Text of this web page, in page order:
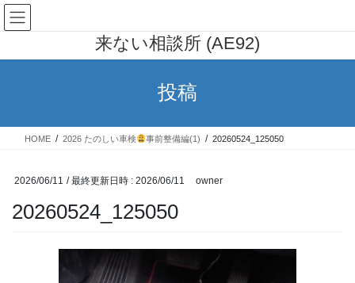
コ
ン
ン
ナ
ビ
ー
来ない相談所 (AE92)
投稿
HOME 2026 たのしい車検 事前整備編(1) 20260524_125050
2026/06/11 / 最終更新日時 : 2026/06/11 owner
20260524_125050